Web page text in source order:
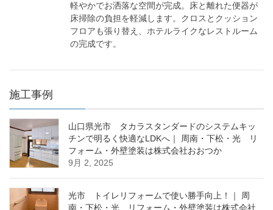
軽やかでお洒落な空間が完成。床と離れた便器が
床掃除の負担を軽減します。クロスとクッション
フロアも張り替え、ホテルライクなレストルーム
の完成です。
施工事例
山口県光市 タカラスタンダードのシステムキッ
チンで明るく快適なLDKへ｜ 周南・下松・光 リ
フォーム・外壁塗装は株式会社おおつか
9月 2, 2025
光市 トイレリフォームで使い勝手向上！｜ 周
南・下松・光 リフォーム・外壁塗装は株式会社